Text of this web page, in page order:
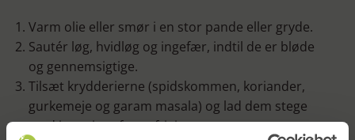
Varm olie eller smør i en stor pande eller gryde.
Sautér løg, hvidløg og ingefær, indtil de er bløde
og gennemsigtige.
Tilsæt krydderierne (spidskommen, koriander,
gurkemeje og garam masala) og lad dem stege
med i et minut for at frigive smagene.